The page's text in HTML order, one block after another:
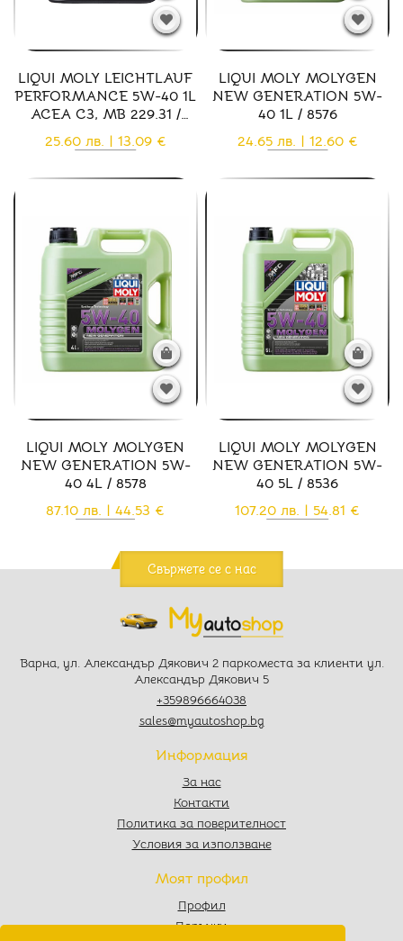
LIQUI MOLY LEICHTLAUF
PERFORMANCE 5W-40 1L
ACEA C3, MB 229.31 /
21367
25.60 лв. | 13.09 €
LIQUI MOLY MOLYGEN
NEW GENERATION 5W-
40 1L / 8576
24.65 лв. | 12.60 €
LIQUI MOLY MOLYGEN
NEW GENERATION 5W-
40 4L / 8578
87.10 лв. | 44.53 €
LIQUI MOLY MOLYGEN
NEW GENERATION 5W-
40 5L / 8536
107.20 лв. | 54.81 €
Свържете се с нас
Варна, ул. Александър Дякович 2 паркоместа за клиенти ул.
Александър Дякович 5
+359896664038
sales@myautoshop.bg
Информация
За нас
Контакти
Политика за поверителност
Условия за използване
Моят профил
Профил
Поръчки